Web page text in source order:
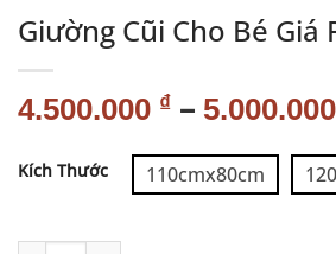
Giường Cũi Cho Bé Giá
4.500.000 ₫ – 5.000.000
Kích Thước 110cmx80cm